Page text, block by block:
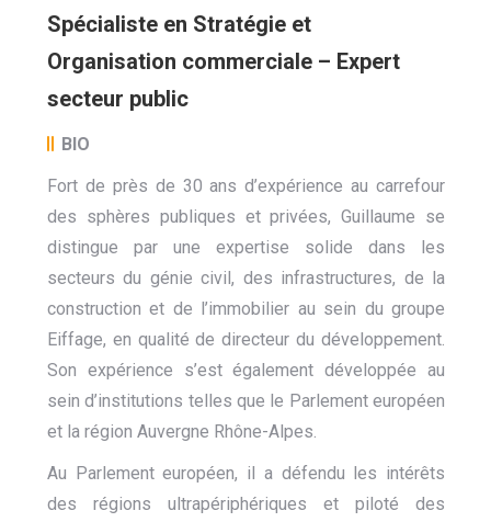
Spécialiste en Stratégie et
Organisation commerciale – Expert
secteur public
BIO
Fort de près de 30 ans d’expérience au carrefour
des sphères publiques et privées, Guillaume se
distingue par une expertise solide dans les
secteurs du génie civil, des infrastructures, de la
construction et de l’immobilier au sein du groupe
Eiffage, en qualité de directeur du développement.
Son expérience s’est également développée au
sein d’institutions telles que le Parlement européen
et la région Auvergne Rhône-Alpes.
Au Parlement européen, il a défendu les intérêts
des régions ultrapériphériques et piloté des